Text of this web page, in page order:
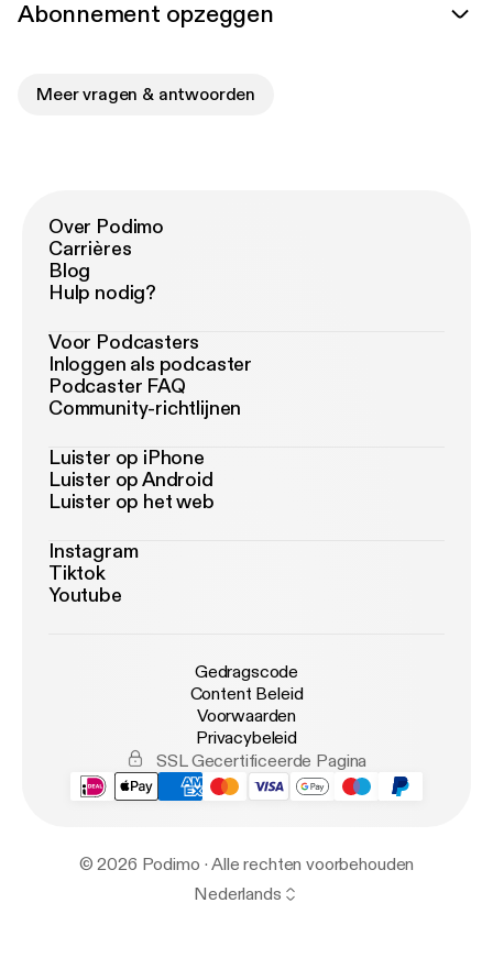
Abonnement opzeggen
Meer vragen & antwoorden
Over Podimo
Carrières
Blog
Hulp nodig?
Voor Podcasters
Inloggen als podcaster
Podcaster FAQ
Community-richtlijnen
Luister op iPhone
Luister op Android
Luister op het web
Instagram
Tiktok
Youtube
Gedragscode
Content Beleid
Voorwaarden
Privacybeleid
SSL Gecertificeerde Pagina
© 2026 Podimo · Alle rechten voorbehouden
Nederlands